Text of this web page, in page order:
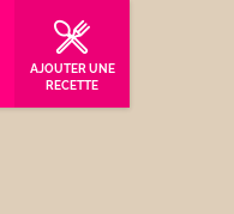
AJOUTER UNE
RECETTE